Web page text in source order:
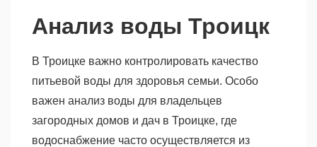
Анализ воды Троицк
В Троицке важно контролировать качество
питьевой воды для здоровья семьи. Особо
важен анализ воды для владельцев
загородных домов и дач в Троицке, где
водоснабжение часто осуществляется из